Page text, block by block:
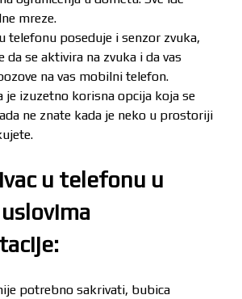
mreze.
telefonu poseduje i senzor zvuka,
da se aktivira na zvuka i da vas
na vas mobilni telefon.
je izuzetno korisna opcija koja se
ne znate kada je neko u prostoriji
u telefonu u
potrebno sakrivati, bubica